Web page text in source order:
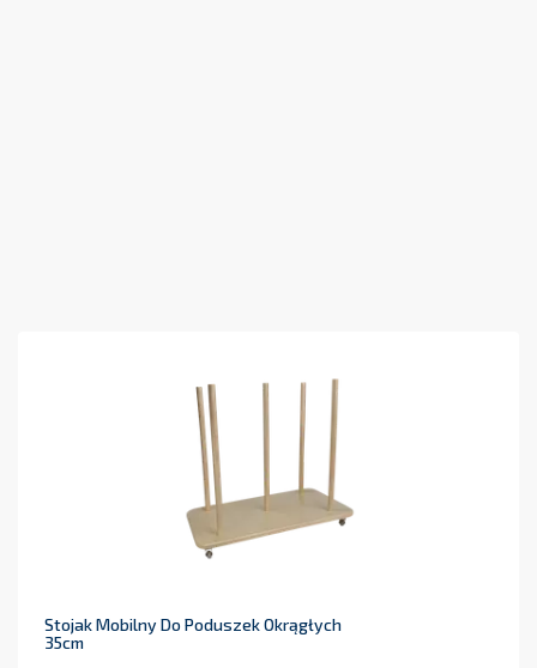
Stojak Mobilny Do Poduszek Okrągłych
35cm